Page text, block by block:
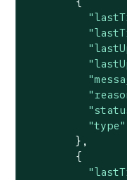
"type"
        },
        {